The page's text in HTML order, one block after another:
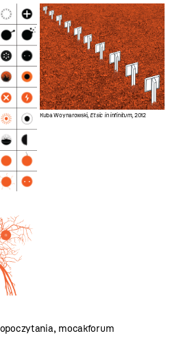
Kuba Woynarowski, Et sic in infinitum, 2012
, mocakforum